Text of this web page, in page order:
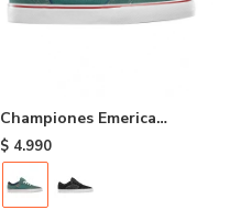
Championes Emerica
Cadence - 317
$ 4.990